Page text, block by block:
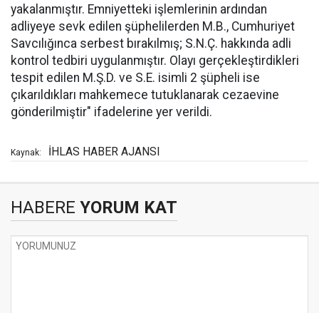
yakalanmıştır. Emniyetteki işlemlerinin ardından
adliyeye sevk edilen şüphelilerden M.B., Cumhuriyet
Savcılığınca serbest bırakılmış; S.N.Ç. hakkında adli
kontrol tedbiri uygulanmıştır. Olayı gerçekleştirdikleri
tespit edilen M.Ş.D. ve S.E. isimli 2 şüpheli ise
çıkarıldıkları mahkemece tutuklanarak cezaevine
gönderilmiştir" ifadelerine yer verildi.
Kaynak: İHLAS HABER AJANSI
HABERE YORUM KAT